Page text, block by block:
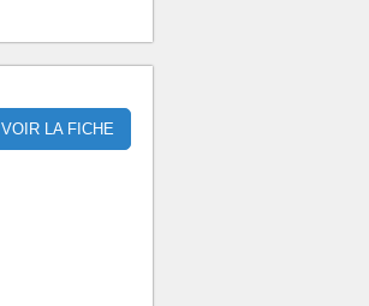
VOIR LA FICHE